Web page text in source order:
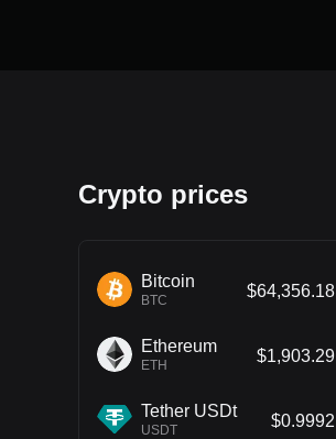
Crypto prices
Bitcoin
BTC
$64,356.18
Ethereum
ETH
$1,903.29
Tether USDt
USDT
$0.9992